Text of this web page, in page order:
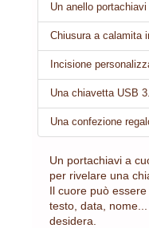
Un anello
Chiusura a calamita
Incisione
Una chiavetta USB
Una confezione
Un portachiavi a
per rivelare una
Il cuore può
testo, data,
desidera.